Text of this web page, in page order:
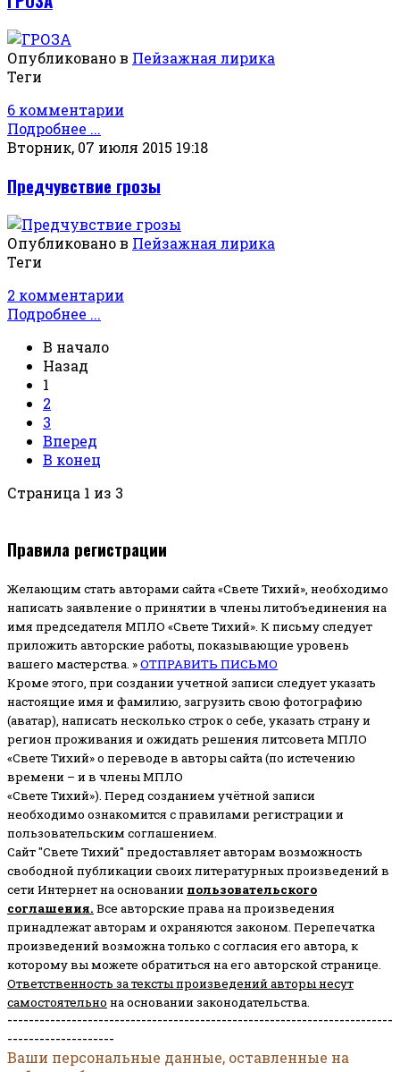
Опубликовано в Пейзажная лирика
Теги
6 комментарии
Подробнее ...
Вторник, 07 июля 2015 19:18
Предчувствие грозы
Опубликовано в Пейзажная лирика
Теги
2 комментарии
Подробнее ...
В начало
Назад
1
2
3
Вперед
В конец
Страница 1 из 3
Правила регистрации
Желающим стать авторами сайта «Свете Тихий», необходимо
написать заявление о принятии в члены литобъединения на
имя председателя МПЛО «Свете Тихий». К письму следует
приложить авторские работы, показывающие уровень
вашего мастерства. »ОТПРАВИТЬ ПИСЬМО
Кроме этого, при создании учетной записи следует указать
настоящие имя и фамилию, загрузить свою фотографию
(аватар), написать несколько строк о себе, указать страну и
регион проживания и ожидать решения литсовета МПЛО
«Свете Тихий» о переводе в авторы сайта (по истечению
времени – и в члены МПЛО
«Свете Тихий»). Перед созданием учётной записи
необходимо ознакомится с правилами регистрации и
пользовательским соглашением.
Сайт "Свете Тихий" предоставляет авторам возможность
свободной публикации своих литературных произведений в
сети Интернет на основании пользовательского
соглашения. Все авторские права на произведения
принадлежат авторам и охраняются законом. Перепечатка
произведений возможна только с согласия его автора, к
которому вы можете обратиться на его авторской странице.
Ответственность за тексты произведений авторы несут
самостоятельно на основании законодательства.
------------------------------------------------------------------------
--------------------
Ваши персональные данные, оставленные на